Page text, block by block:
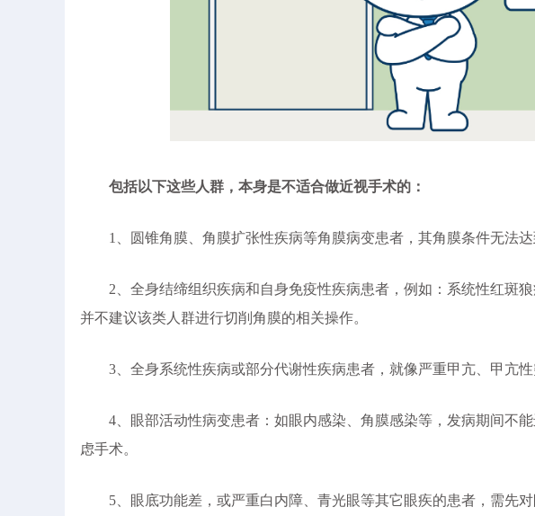
包括以下这些人群，本身是不适合做近视手术的：
1、圆锥角膜、角膜扩张性疾病等角膜病变患者，其角膜条件无法达
2、全身结缔组织疾病和自身免疫性疾病患者，例如：系统性红斑狼
并不建议该类人群进行切削角膜的相关操作。
3、全身系统性疾病或部分代谢性疾病患者，就像严重甲亢、甲亢性
4、眼部活动性病变患者：如眼内感染、角膜感染等，发病期间不能
虑手术。
5、眼底功能差，或严重白内障、青光眼等其它眼疾的患者，需先对